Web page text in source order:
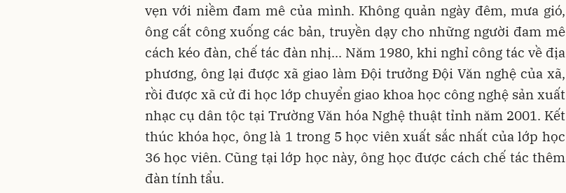
vẹn với niềm đam mê của mình. Không quản ngày đêm, mưa gió,
ông cất công xuống các bản, truyền dạy cho những người đam mê
cách kéo đàn, chế tác đàn nhị... Năm 1980, khi nghỉ công tác về địa
phương, ông lại được xã giao làm Đội trưởng Đội Văn nghệ của xã,
rồi được xã cử đi học lớp chuyển giao khoa học công nghệ sản xuất
nhạc cụ dân tộc tại Trường Văn hóa Nghệ thuật tỉnh năm 2001. Kết
thúc khóa học, ông là 1 trong 5 học viên xuất sắc nhất của lớp học
36 học viên. Cũng tại lớp học này, ông học được cách chế tác thêm
đàn tính tẩu.